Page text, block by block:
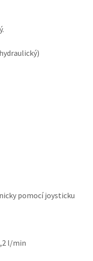
pomocí joysticku
l/min